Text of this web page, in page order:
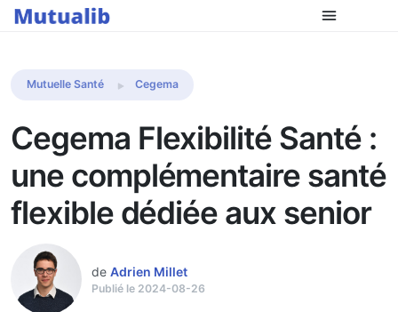
Comparer les mutuelles
Mutuelle Santé Cegema
Cegema Flexibilité Santé :
une complémentaire santé
flexible dédiée aux senior
de Adrien Millet
Publié le 2024-08-26